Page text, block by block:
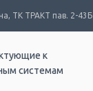
ТК ТРАКТ пав. 2-43Б
к
системам